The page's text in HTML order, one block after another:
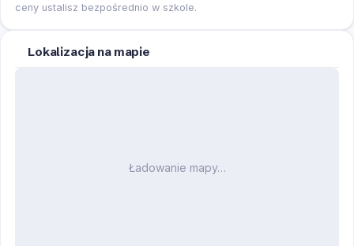
ceny ustalisz bezpośrednio w szkole.
Lokalizacja na mapie
Ładowanie mapy…